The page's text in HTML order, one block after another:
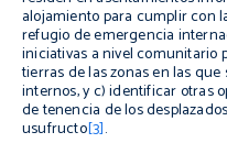
alojamiento para cumplir con
refugio de emergencia
iniciativas a nivel comunitario
tierras de las zonas en las
internos, y c) identificar otras
de tenencia de los
usufructo[3].